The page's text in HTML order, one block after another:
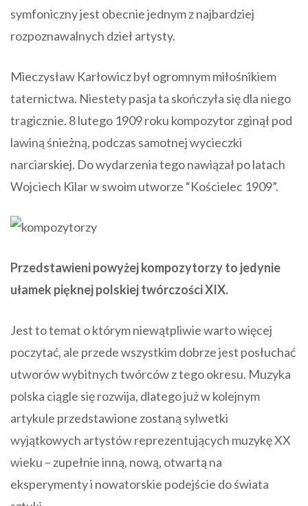
symfoniczny jest obecnie jednym z najbardziej
rozpoznawalnych dzieł artysty.
Mieczysław Karłowicz był ogromnym miłośnikiem
taternictwa. Niestety pasja ta skończyła się dla niego
tragicznie. 8 lutego 1909 roku kompozytor zginął pod
lawiną śnieżną, podczas samotnej wycieczki
narciarskiej. Do wydarzenia tego nawiązał po latach
Wojciech Kilar w swoim utworze “Kościelec 1909”.
Przedstawieni powyżej kompozytorzy to jedynie
ułamek pięknej polskiej twórczości XIX.
Jest to temat o którym niewątpliwie warto więcej
poczytać, ale przede wszystkim dobrze jest posłuchać
utworów wybitnych twórców z tego okresu. Muzyka
polska ciągle się rozwija, dlatego już w kolejnym
artykule przedstawione zostaną sylwetki
wyjątkowych artystów reprezentujących muzykę XX
wieku – zupełnie inną, nową, otwartą na
eksperymenty i nowatorskie podejście do świata